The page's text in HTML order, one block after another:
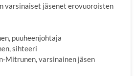
varsinaiset jäsenet erovuoroisten
puuheenjohtaja
sihteeri
Mitrunen, varsinainen jäsen